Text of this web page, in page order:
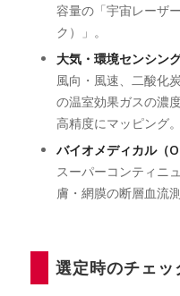
容量の「宇宙レーザ
ク）」。
大気・環境センシン
風向・風速、二酸化
の温室効果ガスの濃
高精度にマッピング。
バイオメディカル（
スーパーコンティニ
膚・網膜の断層血流測
選定時のチェッ